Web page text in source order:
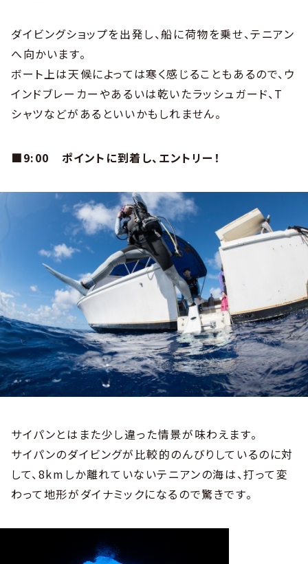
ダイビングショップを出発し、船に荷物を乗せ、テニアン
へ向かいます。
ボート上は天候によっては寒く感じることもあるので、ウ
インドブレーカーやあるいは乾いたラッシュガード、T
シャツなどがあるといいかもしれません。
■9:00 ポイントに到着し、エントリー！
サイパンとはまた少し違った情景が味わえます。
サイパンのダイビングが比較的のんびりしているのに対
して、8kmしか離れていないテニアンの海は、打って変
わって地形がダイナミックになるので驚きです。